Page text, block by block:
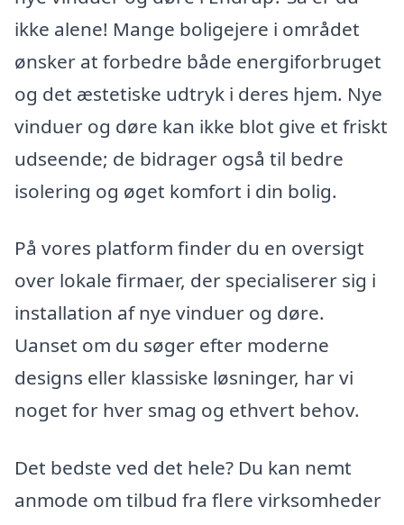
ikke alene! Mange boligejere i området
ønsker at forbedre både energiforbruget
og det æstetiske udtryk i deres hjem. Nye
vinduer og døre kan ikke blot give et friskt
udseende; de bidrager også til bedre
isolering og øget komfort i din bolig.
På vores platform finder du en oversigt
over lokale firmaer, der specialiserer sig i
installation af nye vinduer og døre.
Uanset om du søger efter moderne
designs eller klassiske løsninger, har vi
noget for hver smag og ethvert behov.
Det bedste ved det hele? Du kan nemt
anmode om tilbud fra flere virksomheder